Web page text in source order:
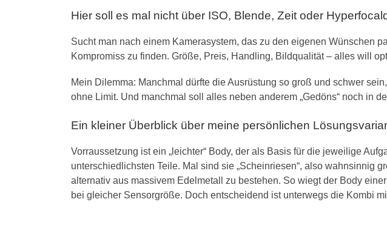
Hier soll es mal nicht über ISO, Blende, Zeit oder
Sucht man nach einem Kamerasystem, das zu den eigenen Wünschen
Kompromiss zu finden. Größe, Preis, Handling, Bildqualität – alles will
Mein Dilemma: Manchmal dürfte die Ausrüstung so groß und schwer
ohne Limit. Und manchmal soll alles neben anderem „Gedöns“ noch in
Ein kleiner Überblick über meine persönlichen
Vorraussetzung ist ein „leichter“ Body, der als Basis für die jeweilige
unterschiedlichsten Teile. Mal sind sie „Scheinriesen“, also wahnsinnig
alternativ aus massivem Edelmetall zu bestehen. So wiegt der Body
bei gleicher Sensorgröße. Doch entscheidend ist unterwegs die Kombi